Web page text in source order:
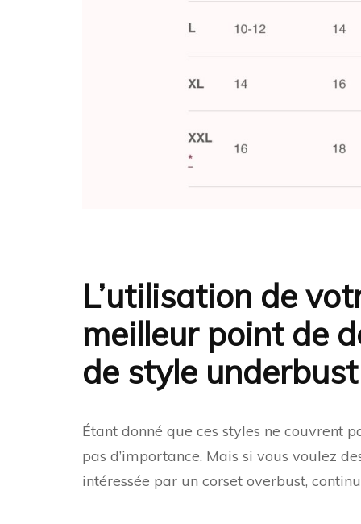
L’utilisation de
meilleur point de
de style
Étant donné que ces styles ne couvrent
pas d’importance. Mais si vous voulez
intéressée par un corset overbust,